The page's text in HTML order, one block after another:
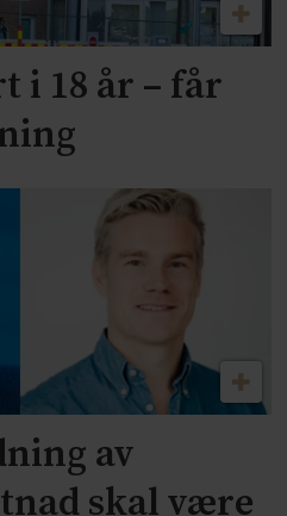
i 18 år – får
av
skal være